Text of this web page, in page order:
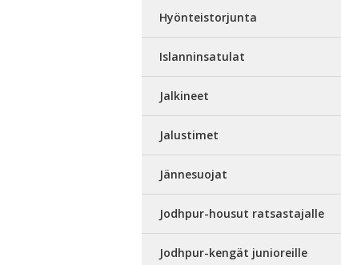
Hyönteistorjunta
Islanninsatulat
Jalkineet
Jalustimet
Jännesuojat
Jodhpur-housut ratsastajalle
Jodhpur-kengät junioreille